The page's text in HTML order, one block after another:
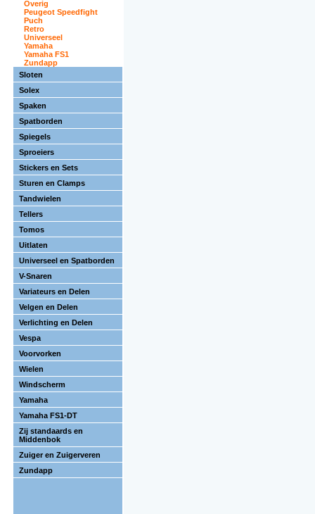
Overig
Peugeot Speedfight
Puch
Retro
Universeel
Yamaha
Yamaha FS1
Zundapp
Sloten
Solex
Spaken
Spatborden
Spiegels
Sproeiers
Stickers en Sets
Sturen en Clamps
Tandwielen
Tellers
Tomos
Uitlaten
Universeel en Spatborden
V-Snaren
Variateurs en Delen
Velgen en Delen
Verlichting en Delen
Vespa
Voorvorken
Wielen
Windscherm
Yamaha
Yamaha FS1-DT
Zij standaards en
Middenbok
Zuiger en Zuigerveren
Zundapp